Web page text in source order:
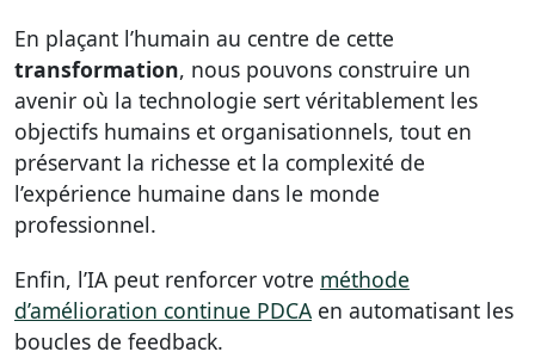
En plaçant l’humain au centre de cette
transformation, nous pouvons construire un
avenir où la technologie sert véritablement les
objectifs humains et organisationnels, tout en
préservant la richesse et la complexité de
l’expérience humaine dans le monde
professionnel.
Enfin, l’IA peut renforcer votre méthode
d’amélioration continue PDCA en automatisant les
boucles de feedback.